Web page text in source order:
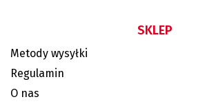
SKLEP
Metody wysyłki
Regulamin
O nas